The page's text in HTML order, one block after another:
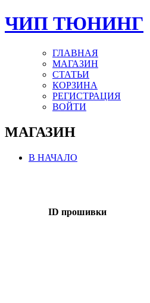
ЧИП ТЮНИНГ
ГЛАВНАЯ
МАГАЗИН
СТАТЬИ
КОРЗИНА
РЕГИСТРАЦИЯ
ВОЙТИ
МАГАЗИН
В НАЧАЛО
ID прошивки